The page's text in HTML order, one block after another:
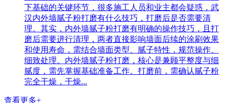
下基础的关键环节，很多施工人员和业主都会疑惑，武
汉内外墙腻子粉打磨有什么技巧，打磨后是否需要清
理。其实，内外墙腻子粉打磨有明确的操作技巧，且打
磨后需要进行清理，两者直接影响墙面后续的涂刷效果
和使用寿命，需结合墙面类型、腻子特性，规范操作、
细致处理。内外墙腻子粉打磨，核心是兼顾平整度与细
腻度，需先掌握基础准备工作。打磨前，需确认腻子粉
完全干燥，干燥...
查看更多+